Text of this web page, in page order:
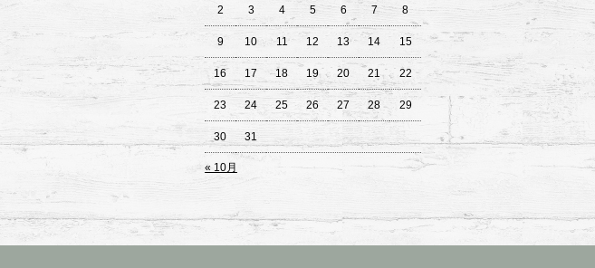
« 10月
2 3 4 5 6 7 8
9 10 11 12 13 14 15
16 17 18 19 20 21 22
23 24 25 26 27 28 29
30 31